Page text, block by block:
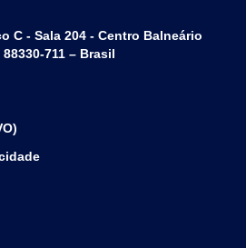
C - Sala 204 - Centro Balneário
711 – Brasil